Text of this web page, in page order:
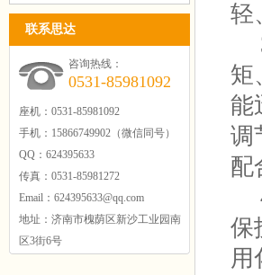
联系思达
咨询热线：
0531-85981092
座机：0531-85981092
手机：15866749902（微信同号）
QQ：624395633
传真：0531-85981272
Email：624395633@qq.com
地址：济南市槐荫区新沙工业园南
区3街6号
轻
矩
能
调
配
保
用